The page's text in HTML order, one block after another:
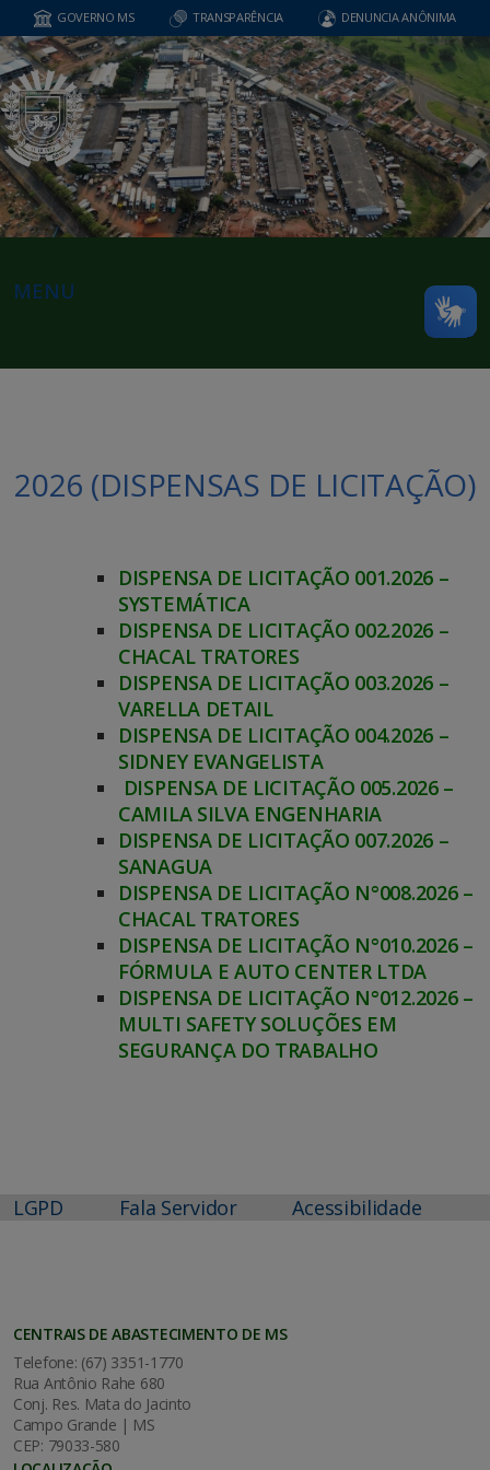
GOVERNO MS TRANSPARÊNCIA DENUNCIA ANÔNIMA
MENU
2026 (DISPENSAS DE LICITAÇÃO)
DISPENSA DE LICITAÇÃO 001.2026 –
SYSTEMÁTICA
DISPENSA DE LICITAÇÃO 002.2026 –
CHACAL TRATORES
DISPENSA DE LICITAÇÃO 003.2026 –
VARELLA DETAIL
DISPENSA DE LICITAÇÃO 004.2026 –
SIDNEY EVANGELISTA
DISPENSA DE LICITAÇÃO 005.2026 –
CAMILA SILVA ENGENHARIA
DISPENSA DE LICITAÇÃO 007.2026 –
SANAGUA
DISPENSA DE LICITAÇÃO N°008.2026 –
CHACAL TRATORES
DISPENSA DE LICITAÇÃO N°010.2026 –
FÓRMULA E AUTO CENTER LTDA
DISPENSA DE LICITAÇÃO N°012.2026 –
MULTI SAFETY SOLUÇÕES EM
SEGURANÇA DO TRABALHO
LGPD Fala Servidor Acessibilidade
CENTRAIS DE ABASTECIMENTO DE MS
Telefone: (67) 3351-1770
Rua Antônio Rahe 680
Conj. Res. Mata do Jacinto
Campo Grande | MS
CEP: 79033-580